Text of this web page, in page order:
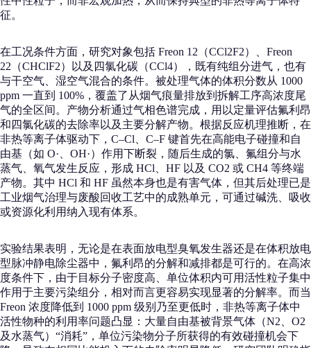
征。
在工况条件方面，研究对象包括 Freon 12（CCl2F2）、Freon
22（CHClF2）以及四氯化碳（CCl4），既有纯组分进气，也有
与干空气、湿空气混合的条件。被处理气体的体积分数从 1000
ppm 一直到 100%，覆盖了从烟气痕量排放到拆解工序高浓度尾
气的全区间。产物分析通过气相色谱完成，用以定量评估氟利昂
和四氯化碳的去除率以及主要分解产物。根据反应机理推断，在
非热等离子体驱动下，C–Cl、C–F 键首先在高能电子碰撞和自
由基（如 O·、OH·）作用下断裂，随后生成的氯、氟组分与水
蒸气、氧气发生反应，形成 HCl、HF 以及 CO2 或 CH4 等终端
产物。其中 HCl 和 HF 虽然本身也是有害气体，但其后处理已是
工业烟气治理与废酸回收工艺中的成熟单元，可通过碱洗、吸收
或资源化利用纳入现有体系。
实验结果表明，无论是在表面放电型臭氧发生器还是在体积放电
型脉冲静电除尘器中，氟利昂的分解和减排都是可行的。在高浓
度条件下，由于目标分子密度高、单位体积内可用活性粒子集中
作用于主要污染组分，相对而言更容易实现显著的分解率。而当
Freon 浓度降低到 1000 ppm 级别乃至更低时，非热等离子体中
活性物种的利用率问题凸显：大量自由基被背景气体（N2、O2
及水蒸气）“消耗”，单位污染物分子所获得的有效碰撞机会下